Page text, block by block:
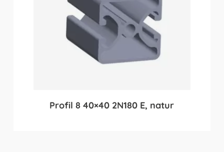
Profil 8 40×40 2N180 E, natur